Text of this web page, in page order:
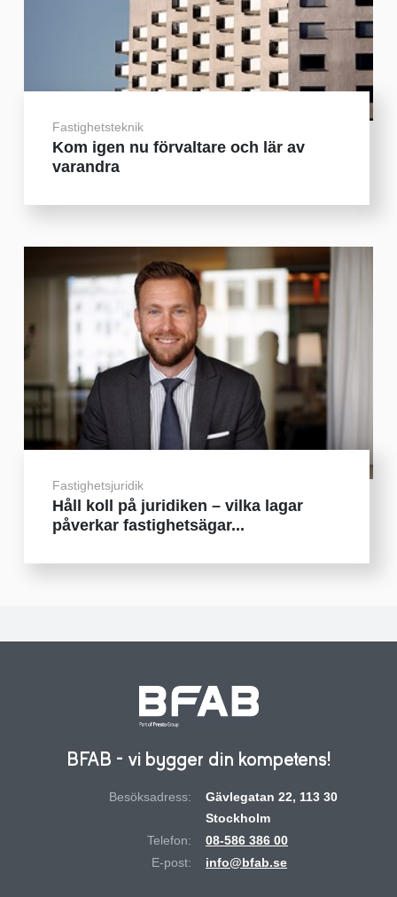
Fastighetsteknik
Kom igen nu förvaltare och lär av
varandra
Fastighetsjuridik
Håll koll på juridiken – vilka lagar
påverkar fastighetsägar...
BFAB - vi bygger din kompetens!
Besöksadress:
Gävlegatan 22, 113 30
Stockholm
Telefon:
08-586 386 00
E-post:
info@bfab.se